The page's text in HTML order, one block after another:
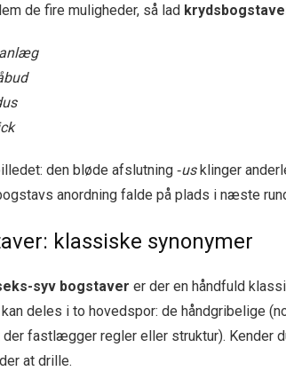
de fire muligheder, så lad
anlæg
den bløde afslutning ‑usklinger
anordning falde på plads i næste
klassiske synonymer
syv bogstaver er der en håndfuld
kan deles i to hovedspor: de håndgribelige
fastlægger regler eller struktur). Kender
at drille.